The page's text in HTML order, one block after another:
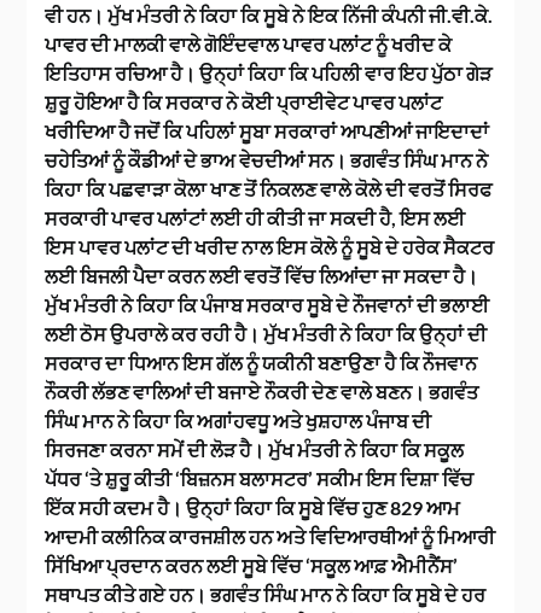
ਵੀ ਹਨ। ਮੁੱਖ ਮੰਤਰੀ ਨੇ ਕਿਹਾ ਕਿ ਸੂਬੇ ਨੇ ਇਕ ਨਿੱਜੀ ਕੰਪਨੀ ਜੀ.ਵੀ.ਕੇ.
ਪਾਵਰ ਦੀ ਮਾਲਕੀ ਵਾਲੇ ਗੋਇੰਦਵਾਲ ਪਾਵਰ ਪਲਾਂਟ ਨੂੰ ਖਰੀਦ ਕੇ
ਇਤਿਹਾਸ ਰਚਿਆ ਹੈ। ਉਨ੍ਹਾਂ ਕਿਹਾ ਕਿ ਪਹਿਲੀ ਵਾਰ ਇਹ ਪੁੱਠਾ ਗੇੜ
ਸ਼ੁਰੂ ਹੋਇਆ ਹੈ ਕਿ ਸਰਕਾਰ ਨੇ ਕੋਈ ਪ੍ਰਾਈਵੇਟ ਪਾਵਰ ਪਲਾਂਟ
ਖਰੀਦਿਆ ਹੈ ਜਦੋਂ ਕਿ ਪਹਿਲਾਂ ਸੂਬਾ ਸਰਕਾਰਾਂ ਆਪਣੀਆਂ ਜਾਇਦਾਦਾਂ
ਚਹੇਤਿਆਂ ਨੂੰ ਕੌਡੀਆਂ ਦੇ ਭਾਅ ਵੇਚਦੀਆਂ ਸਨ। ਭਗਵੰਤ ਸਿੰਘ ਮਾਨ ਨੇ
ਕਿਹਾ ਕਿ ਪਛਵਾੜਾ ਕੋਲਾ ਖਾਣ ਤੋਂ ਨਿਕਲਣ ਵਾਲੇ ਕੋਲੇ ਦੀ ਵਰਤੋਂ ਸਿਰਫ
ਸਰਕਾਰੀ ਪਾਵਰ ਪਲਾਂਟਾਂ ਲਈ ਹੀ ਕੀਤੀ ਜਾ ਸਕਦੀ ਹੈ, ਇਸ ਲਈ
ਇਸ ਪਾਵਰ ਪਲਾਂਟ ਦੀ ਖਰੀਦ ਨਾਲ ਇਸ ਕੋਲੇ ਨੂੰ ਸੂਬੇ ਦੇ ਹਰੇਕ ਸੈਕਟਰ
ਲਈ ਬਿਜਲੀ ਪੈਦਾ ਕਰਨ ਲਈ ਵਰਤੋਂ ਵਿੱਚ ਲਿਆਂਦਾ ਜਾ ਸਕਦਾ ਹੈ।
ਮੁੱਖ ਮੰਤਰੀ ਨੇ ਕਿਹਾ ਕਿ ਪੰਜਾਬ ਸਰਕਾਰ ਸੂਬੇ ਦੇ ਨੌਜਵਾਨਾਂ ਦੀ ਭਲਾਈ
ਲਈ ਠੋਸ ਉਪਰਾਲੇ ਕਰ ਰਹੀ ਹੈ। ਮੁੱਖ ਮੰਤਰੀ ਨੇ ਕਿਹਾ ਕਿ ਉਨ੍ਹਾਂ ਦੀ
ਸਰਕਾਰ ਦਾ ਧਿਆਨ ਇਸ ਗੱਲ ਨੂੰ ਯਕੀਨੀ ਬਣਾਉਣਾ ਹੈ ਕਿ ਨੌਜਵਾਨ
ਨੌਕਰੀ ਲੱਭਣ ਵਾਲਿਆਂ ਦੀ ਬਜਾਏ ਨੌਕਰੀ ਦੇਣ ਵਾਲੇ ਬਣਨ। ਭਗਵੰਤ
ਸਿੰਘ ਮਾਨ ਨੇ ਕਿਹਾ ਕਿ ਅਗਾਂਹਵਧੂ ਅਤੇ ਖੁਸ਼ਹਾਲ ਪੰਜਾਬ ਦੀ
ਸਿਰਜਣਾ ਕਰਨਾ ਸਮੇਂ ਦੀ ਲੋੜ ਹੈ। ਮੁੱਖ ਮੰਤਰੀ ਨੇ ਕਿਹਾ ਕਿ ਸਕੂਲ
ਪੱਧਰ ‘ਤੇ ਸ਼ੁਰੂ ਕੀਤੀ ‘ਬਿਜ਼ਨਸ ਬਲਾਸਟਰ’ ਸਕੀਮ ਇਸ ਦਿਸ਼ਾ ਵਿੱਚ
ਇੱਕ ਸਹੀ ਕਦਮ ਹੈ। ਉਨ੍ਹਾਂ ਕਿਹਾ ਕਿ ਸੂਬੇ ਵਿੱਚ ਹੁਣ 829 ਆਮ
ਆਦਮੀ ਕਲੀਨਿਕ ਕਾਰਜਸ਼ੀਲ ਹਨ ਅਤੇ ਵਿਦਿਆਰਥੀਆਂ ਨੂੰ ਮਿਆਰੀ
ਸਿੱਖਿਆ ਪ੍ਰਦਾਨ ਕਰਨ ਲਈ ਸੂਬੇ ਵਿੱਚ ‘ਸਕੂਲ ਆਫ਼ ਐਮੀਨੈਂਸ’
ਸਥਾਪਤ ਕੀਤੇ ਗਏ ਹਨ। ਭਗਵੰਤ ਸਿੰਘ ਮਾਨ ਨੇ ਕਿਹਾ ਕਿ ਸੂਬੇ ਦੇ ਹਰ